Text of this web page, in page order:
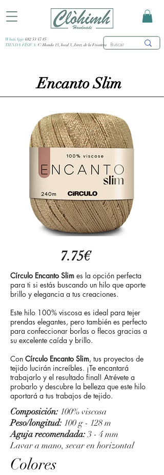
WhatsApp: 682 53 47 85
TIENDA FÍSICA: C/ Honda 15, local 3, Jerez de la Frontera
Encanto Slim
7.75€
Círculo Encanto Slim es la opción perfecta
para ti si estás buscando un hilo que aporte
brillo y elegancia a tus creaciones.
Este hilo 100% viscosa es ideal para tejer
prendas elegantes, pero también es perfecto
para confeccionar borlas o flecos gracias a
su excelente caída y brillo.
Con Círculo Encanto Slim, tus proyectos de
tejido lucirán increíbles. ¡Te encantará
trabajarlo y el resultado final! Atrévete a
probarlo y descubre la belleza que este hilo
aportará a tus trabajos de tejido.
Composición: 100% viscosa
Peso/longitud: 100 g - 128 m
Aguja recomendada:3 - 4 mm
Lavar a mano, secar en horizontal
Colores